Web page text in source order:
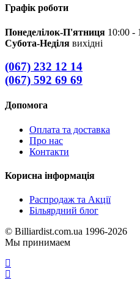
Графік роботи
Понеделілок-П'ятниця 10:00 -
Субота-Неділя вихідні
(067) 232 12 14
(067) 592 69 69
Допомога
Оплата та доставка
Про нас
Контакти
Корисна інформація
Распродаж та Акції
Більярдний блог
© Billiardist.com.ua 1996-2026
Мы принимаем